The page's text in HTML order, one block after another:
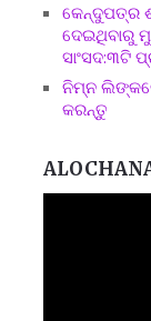
କେନ୍ଦୁପତ୍ର
ଦେଇଥିବାରୁ
ସାଂସଦ:୩ଟି
ନିମ୍ନ
କରନ୍ତୁ